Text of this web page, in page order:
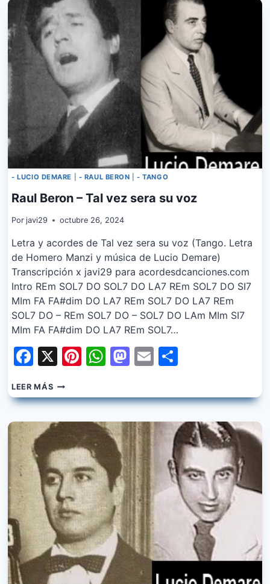
–
LUCIO
DEMARE
- LUCIO DEMARE - RAUL BERON |- TANGO
Raul Beron – Tal vez sera su voz
Por javi29 octubre 26, 2024
Letra y acordes de Tal vez sera su voz (Tango. Letra
de Homero Manzi y música de Lucio Demare)
Transcripción x javi29 para acordesdcanciones.com
Intro REm SOL7 DO SOL7 DO LA7 REm SOL7 DO SI7
MIm FA FA#dim DO LA7 REm SOL7 DO LA7 REm
SOL7 DO – REm SOL7 DO – SOL7 DO LAm MIm SI7
MIm FA FA#dim DO LA7 REm SOL7…
Facebook
X Pinterest
WhatsApp
Mastodon
Email
LEER MÁSRAUL
BERON
–
SU